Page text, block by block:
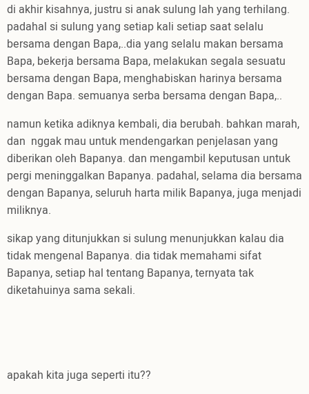
di akhir kisahnya, justru si anak sulung lah yang terhilang.
padahal si sulung yang setiap kali setiap saat selalu
bersama dengan Bapa,..dia yang selalu makan bersama
Bapa, bekerja bersama Bapa, melakukan segala sesuatu
bersama dengan Bapa, menghabiskan harinya bersama
dengan Bapa. semuanya serba bersama dengan Bapa,..
namun ketika adiknya kembali, dia berubah. bahkan marah,
dan nggak mau untuk mendengarkan penjelasan yang
diberikan oleh Bapanya. dan mengambil keputusan untuk
pergi meninggalkan Bapanya. padahal, selama dia bersama
dengan Bapanya, seluruh harta milik Bapanya, juga menjadi
miliknya.
sikap yang ditunjukkan si sulung menunjukkan kalau dia
tidak mengenal Bapanya. dia tidak memahami sifat
Bapanya, setiap hal tentang Bapanya, ternyata tak
diketahuinya sama sekali.
apakah kita juga seperti itu??